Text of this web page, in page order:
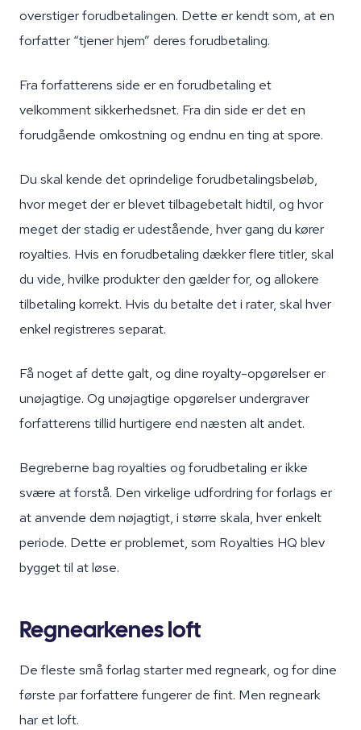
overstiger forudbetalingen. Dette er kendt som, at en
forfatter “tjener hjem” deres forudbetaling.
Fra forfatterens side er en forudbetaling et
velkomment sikkerhedsnet. Fra din side er det en
forudgående omkostning og endnu en ting at spore.
Du skal kende det oprindelige forudbetalingsbeløb,
hvor meget der er blevet tilbagebetalt hidtil, og hvor
meget der stadig er udestående, hver gang du kører
royalties. Hvis en forudbetaling dækker flere titler, skal
du vide, hvilke produkter den gælder for, og allokere
tilbetaling korrekt. Hvis du betalte det i rater, skal hver
enkel registreres separat.
Få noget af dette galt, og dine royalty-opgørelser er
unøjagtige. Og unøjagtige opgørelser undergraver
forfatterens tillid hurtigere end næsten alt andet.
Begreberne bag royalties og forudbetaling er ikke
svære at forstå. Den virkelige udfordring for forlags er
at anvende dem nøjagtigt, i større skala, hver enkelt
periode. Dette er problemet, som Royalties HQ blev
bygget til at løse.
Regnearkenes loft
De fleste små forlag starter med regneark, og for dine
første par forfattere fungerer de fint. Men regneark
har et loft.